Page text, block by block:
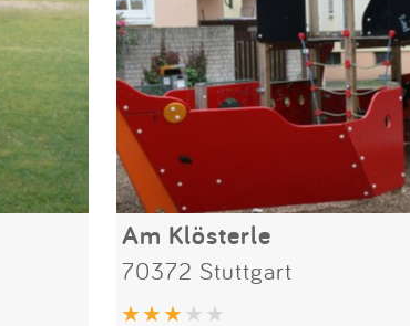
Am Klösterle
70372 Stuttgart